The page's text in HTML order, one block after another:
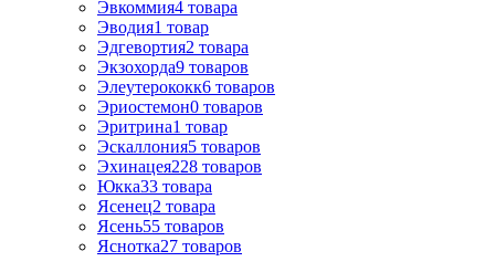
Эвкоммия4 товара
Эводия1 товар
Эдгевортия2 товара
Экзохорда9 товаров
Элеутерококк6 товаров
Эриостемон0 товаров
Эритрина1 товар
Эскаллония5 товаров
Эхинацея228 товаров
Юкка33 товара
Ясенец2 товара
Ясень55 товаров
Яснотка27 товаров